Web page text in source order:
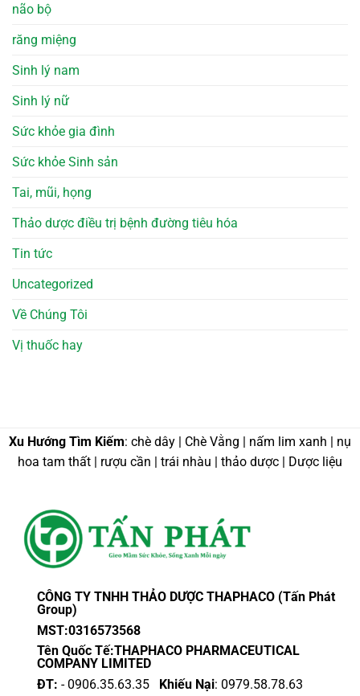
não bộ
răng miệng
Sinh lý nam
Sinh lý nữ
Sức khỏe gia đình
Sức khỏe Sinh sản
Tai, mũi, họng
Thảo dược điều trị bệnh đường tiêu hóa
Tin tức
Uncategorized
Về Chúng Tôi
Vị thuốc hay
Xu Hướng Tìm Kiếm: chè dây | Chè Vằng | nấm lim xanh | nụ
hoa tam thất | rượu cần | trái nhàu | thảo dược | Dược liệu
CÔNG TY TNHH THẢO DƯỢC THAPHACO (Tấn Phát
Group)
MST:0316573568
Tên Quốc Tế:THAPHACO PHARMACEUTICAL
COMPANY LIMITED
ĐT: - 0906.35.63.35 Khiếu Nại: 0979.58.78.63